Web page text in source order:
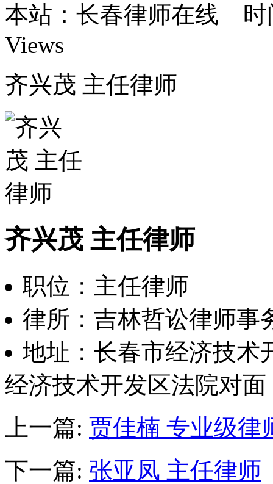
本站：长春律师在线 时
Views
齐兴茂 主任律师
齐兴茂 主任律师
职位：主任律师
律所：吉林哲讼律师事
地址：长春市经济技术
经济技术开发区法院对面
上一篇: 贾佳楠 专业级律
下一篇: 张亚凤 主任律师